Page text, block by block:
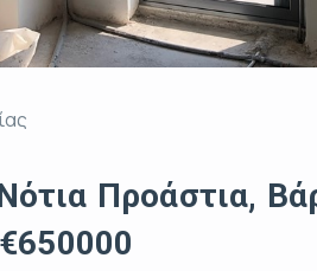
Προάστια,